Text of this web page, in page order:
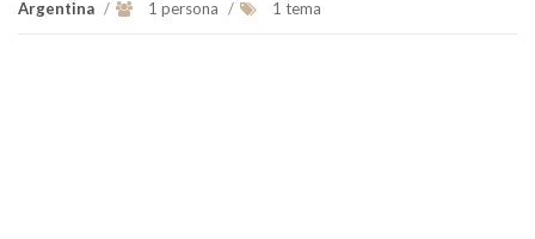
Argentina / 1 persona / 1 tema